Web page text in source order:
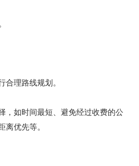
理路线规划。
，如时间最短、避免经过收费的公
优先等。